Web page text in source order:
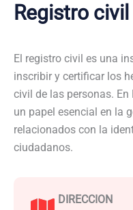
Registro civil
El registro civil es una
inscribir y certificar los
civil de las personas. En
un papel esencial en la
relacionados con la
ciudadanos.
DIRECCION